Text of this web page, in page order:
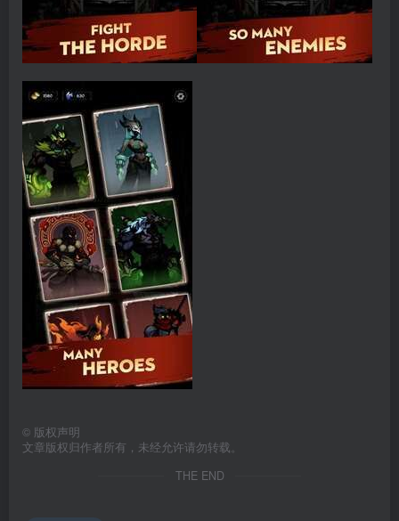
© 版权声明
文章版权归作者所有，未经允许请勿转载。
THE END